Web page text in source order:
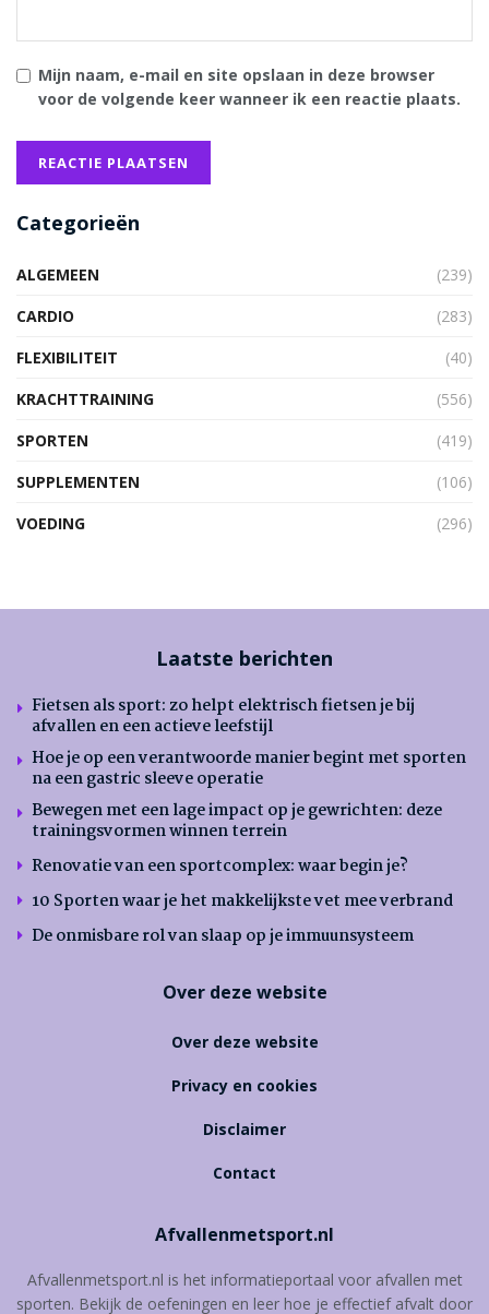
Mijn naam, e-mail en site opslaan in deze browser
voor de volgende keer wanneer ik een reactie plaats.
Categorieën
ALGEMEEN
(239)
CARDIO
(283)
FLEXIBILITEIT
(40)
KRACHTTRAINING
(556)
SPORTEN
(419)
SUPPLEMENTEN
(106)
VOEDING
(296)
Laatste berichten
Fietsen als sport: zo helpt elektrisch fietsen je bij
afvallen en een actieve leefstijl
Hoe je op een verantwoorde manier begint met sporten
na een gastric sleeve operatie
Bewegen met een lage impact op je gewrichten: deze
trainingsvormen winnen terrein
Renovatie van een sportcomplex: waar begin je?
10 Sporten waar je het makkelijkste vet mee verbrand
De onmisbare rol van slaap op je immuunsysteem
Over deze website
Over deze website
Privacy en cookies
Disclaimer
Contact
Afvallenmetsport.nl
Afvallenmetsport.nl is het informatieportaal voor afvallen met
sporten. Bekijk de oefeningen en leer hoe je effectief afvalt door